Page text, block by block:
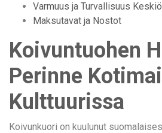
Varmuus ja Turvallisuus
Maksutavat ja Nostot
Koivuntuohen
Perinne
Kulttuurissa
Koivunkuori on kuulunut